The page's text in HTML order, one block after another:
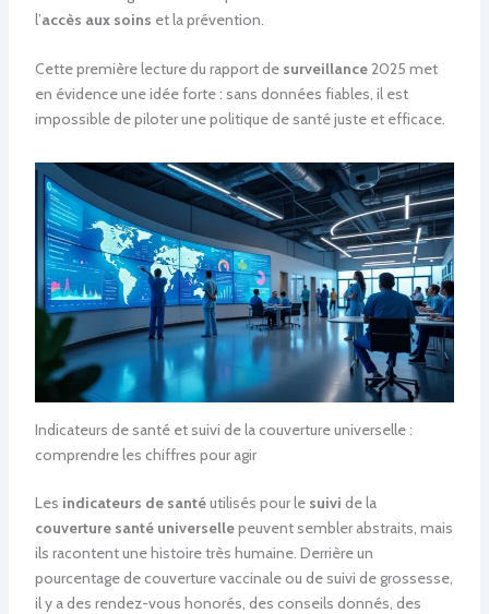
l’accès aux soins et la prévention.
Cette première lecture du rapport de surveillance2025 met
en évidence une idée forte : sans données fiables, il est
impossible de piloter une politique de santé juste et efficace.
Indicateurs de santé et suivi de la couverture universelle :
comprendre les chiffres pour agir
Les indicateurs de santéutilisés pour le suivi de la
couverture santé universellepeuvent sembler abstraits, mais
ils racontent une histoire très humaine. Derrière un
pourcentage de couverture vaccinale ou de suivi de grossesse,
il y a des rendez-vous honorés, des conseils donnés, des